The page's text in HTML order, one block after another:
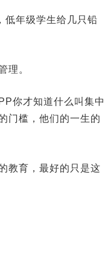
低年级学生给几只铅
理。
你才知道什么叫集中
门槛，他们的一生的
教育，最好的只是这